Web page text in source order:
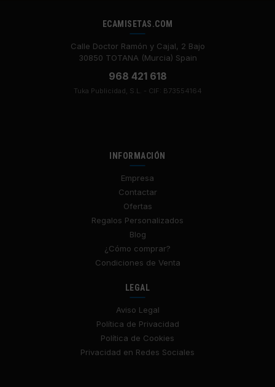
ECAMISETAS.COM
Calle Doctor Ramón y Cajal, 2 Bajo
30850 TOTANA (Murcia) Spain
968 421 618
Tuka Publicidad, S.L. - CIF: B73554164
INFORMACIÓN
Empresa
Contactar
Ofertas
Regalos Personalizados
Blog
¿Cómo comprar?
Condiciones de Venta
LEGAL
Aviso Legal
Política de Privacidad
Política de Cookies
Privacidad en Redes Sociales